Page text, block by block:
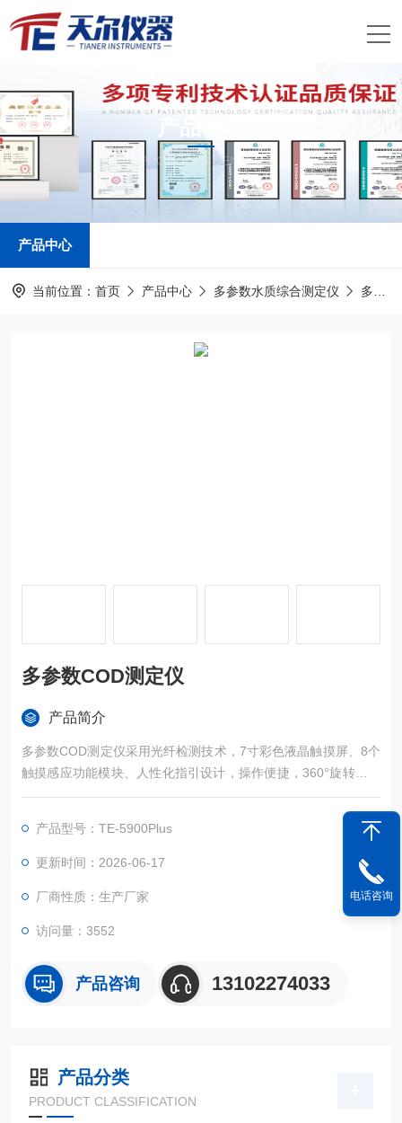
产品中心
PRODUCTS CENTER
产品中心
当前位置： 首页 产品中心 多参数水质综合测定仪 多参数COD测定仪
多参数COD测定仪
产品简介
多参数COD测定仪采用光纤检测技术，7寸彩色液晶触摸屏、8个
触摸感应功能模块、人性化指引设计，操作便捷，360°旋转比色
检测，运用进口医用光源，专业水质检测仪系统，TE-5900Plus
智能多参数水质测定仪性能稳定、测量准确、测定范围广、功能
*、操作简单。
产品型号：TE-5900Plus
更新时间：2026-06-17
厂商性质：生产厂家
访问量：3552
产品咨询 13102274033
产品分类
PRODUCT CLASSIFICATION
电话咨询